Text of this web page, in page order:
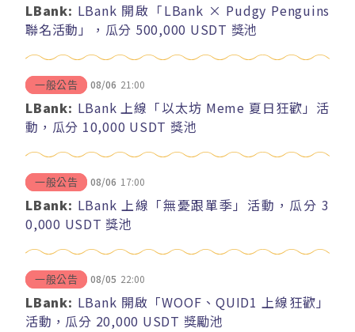
LBank: LBank 開啟「LBank × Pudgy Penguins
聯名活動」，瓜分 500,000 USDT 獎池
一般公告 08/06 21:00
LBank: LBank 上線「以太坊 Meme 夏日狂歡」活
動，瓜分 10,000 USDT 獎池
一般公告 08/06 17:00
LBank: LBank 上線「無憂跟單季」活動，瓜分 3
0,000 USDT 獎池
一般公告 08/05 22:00
LBank: LBank 開啟「WOOF、QUID1 上線狂歡」
活動，瓜分 20,000 USDT 獎勵池